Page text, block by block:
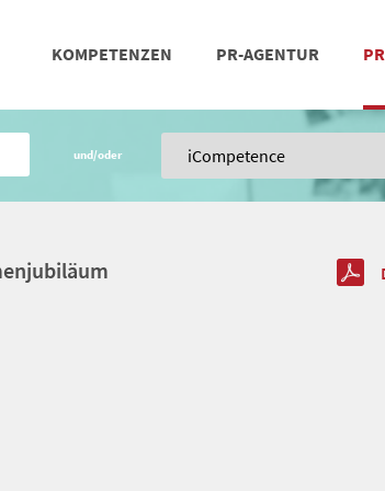
KOMPETENZEN PR-AGENTUR
und/oder